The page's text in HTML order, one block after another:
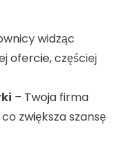
widząc
ofercie, częściej
– Twoja firma
zwiększa szansę